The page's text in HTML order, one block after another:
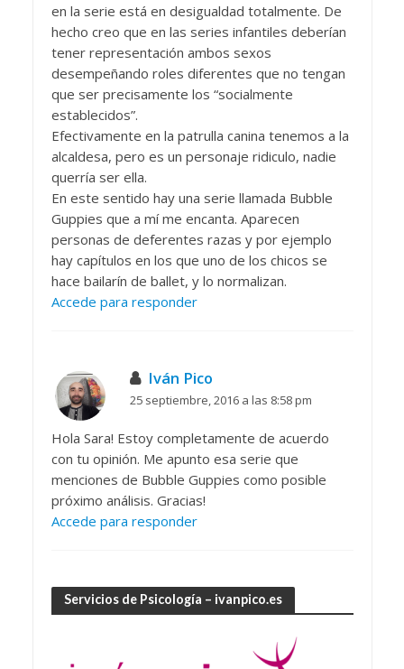
en la serie está en desigualdad totalmente. De
hecho creo que en las series infantiles deberían
tener representación ambos sexos
desempeñando roles diferentes que no tengan
que ser precisamente los “socialmente
establecidos”.
Efectivamente en la patrulla canina tenemos a la
alcaldesa, pero es un personaje ridiculo, nadie
querría ser ella.
En este sentido hay una serie llamada Bubble
Guppies que a mí me encanta. Aparecen
personas de deferentes razas y por ejemplo
hay capítulos en los que uno de los chicos se
hace bailarín de ballet, y lo normalizan.
Accede para responder
Iván Pico
25 septiembre, 2016 a las 8:58 pm
Hola Sara! Estoy completamente de acuerdo
con tu opinión. Me apunto esa serie que
menciones de Bubble Guppies como posible
próximo análisis. Gracias!
Accede para responder
Servicios de Psicología – ivanpico.es